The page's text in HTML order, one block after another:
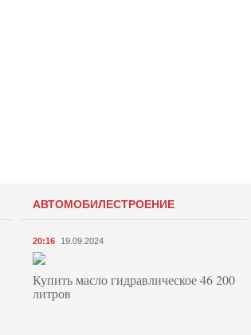
АВТОМОБИЛЕСТРОЕНИЕ
20:16 19.09.2024
Купить масло гидравлическое 46 200
литров